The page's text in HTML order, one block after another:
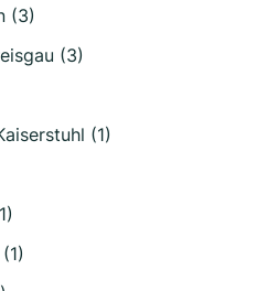
(3)
(3)
(1)